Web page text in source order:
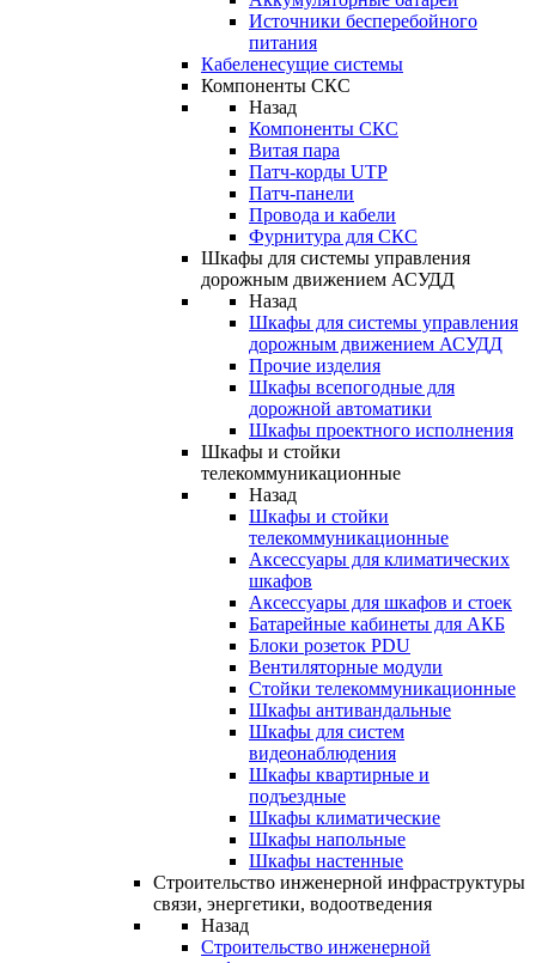
Источники бесперебойного
питания
Кабеленесущие системы
Компоненты СКС
Назад
Компоненты СКС
Витая пара
Патч-корды UTP
Патч-панели
Провода и кабели
Фурнитура для СКС
Шкафы для системы управления
дорожным движением АСУДД
Назад
Шкафы для системы управления
дорожным движением АСУДД
Прочие изделия
Шкафы всепогодные для
дорожной автоматики
Шкафы проектного исполнения
Шкафы и стойки
телекоммуникационные
Назад
Шкафы и стойки
телекоммуникационные
Аксессуары для климатических
шкафов
Аксессуары для шкафов и стоек
Батарейные кабинеты для АКБ
Блоки розеток PDU
Вентиляторные модули
Стойки телекоммуникационные
Шкафы антивандальные
Шкафы для систем
видеонаблюдения
Шкафы квартирные и
подъездные
Шкафы климатические
Шкафы напольные
Шкафы настенные
Строительство инженерной инфраструктуры
связи, энергетики, водоотведения
Назад
Строительство инженерной